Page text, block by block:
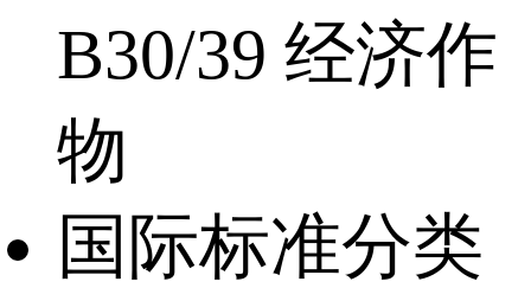
B30/39 经济作
物
国际标准分类